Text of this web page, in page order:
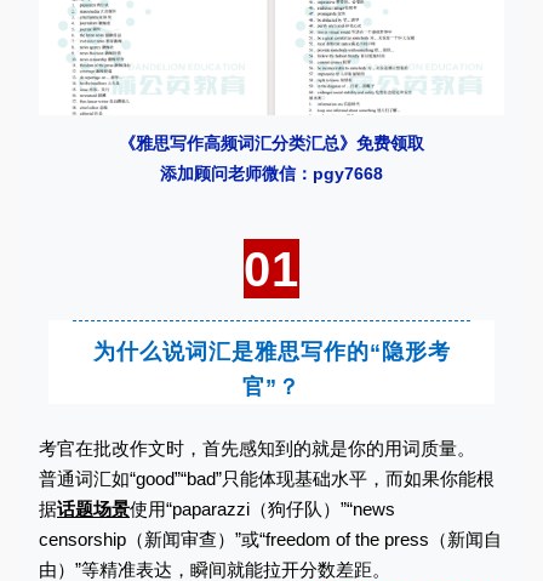
《雅思写作高频词汇分类汇总》免费领取
添加顾问老师微信：pgy7668
01
为什么说词汇是雅思写作的“隐形考
官”？
考官在批改作文时，首先感知到的就是你的用词质量。
普通词汇如“good”“bad”只能体现基础水平，而如果你能根
据话题场景使用“paparazzi（狗仔队）”“news
censorship（新闻审查）”或“freedom of the press（新闻自
由）”等精准表达，瞬间就能拉开分数差距。